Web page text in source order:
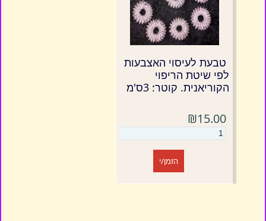
טבעת לעיסוי האצבעות
לפי שיטת הריפוי
הקוריאנית. קוטר: 3ס'מ
₪15.00
הזמן/י